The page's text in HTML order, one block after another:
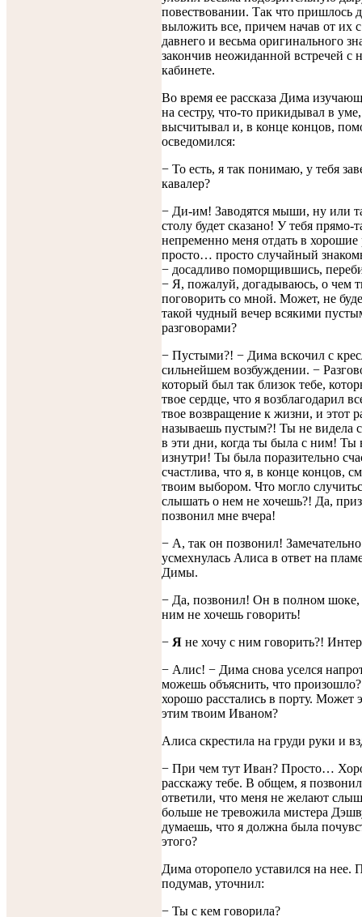
повествовании. Так что пришлось
выложить все, причем начав от их
давнего и весьма оригинального
закончив неожиданной встречей с
кабинете.
Во время ее рассказа Дима
на сестру, что-то прикидывал в
высчитывал и, в конце концов,
осведомился:
− То есть, я так понимаю, у тебя
кавалер?
− Ди-им! Заводятся мыши, ну или
столу будет сказано! У тебя прямо-
непременно меня отдать в
просто… просто случайный
− досадливо поморщившись,
− Я, пожалуй, догадываюсь, о чем
поговорить со мной. Может, не
такой чудный вечер всякими
разговорами?
− Пустыми?! − Дима вскочил с
сильнейшем возбуждении. −
который был так близок тебе,
твое сердце, что я возблагодарил
твое возвращение к жизни, и этот
называешь пустым?! Ты не видела
в эти дни, когда ты была с ним! Ты
изнутри! Ты была поразительно
счастлива, что я, в конце концов,
твоим выбором. Что могло
слышать о нем не хочешь?! Да,
позвонил мне вчера!
− А, так он позвонил!
усмехнулась Алиса в ответ на
Димы.
− Да, позвонил! Он в полном шоке,
ним не хочешь говорить!
− Я не хочу с ним говорить?!
− Алис! − Дима снова уселся
можешь объяснить, что
хорошо расстались в порту. Может
этим твоим Иваном?
Алиса скрестила на груди руки и
− При чем тут Иван? Просто…
расскажу тебе. В общем, я
ответили, что меня не желают
больше не тревожила мистера
думаешь, что я должна была
этого?
Дима оторопело уставился на нее.
подумав, уточнил:
− Ты с кем говорила?